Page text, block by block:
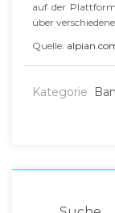
auf der
über
Quelle:
Kategorie